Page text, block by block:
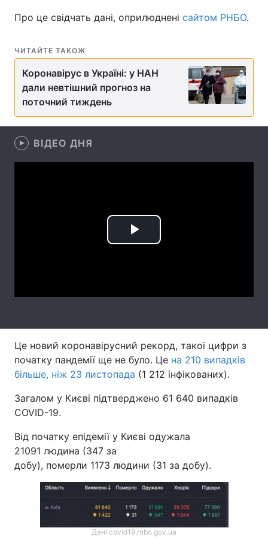
Техно і зв'язок Лайт
Зброя
Здоров'я
Цікавинки
Екологія Регіони
Послуги
Тема оформлення
Про це свідчать дані, оприлюднені сайтом РНБО.
ЧИТАЙТЕ ТАКОЖ
Коронавірус в Україні: у НАН
дали невтішний прогноз на
поточний тиждень
ВІДЕО ДНЯ
Play
Це новий коронавірусний рекорд, такої цифри з
початку пандемії ще не було. Це на 210 випадків
більше, ніж 23 листопада (1 212 інфікованих).
Загалом у Києві підтверджено 61 640 випадків
COVID-19.
Від початку епідемії у Києві одужала
21091 людина (347 за
добу), померли 1173 людини (31 за добу).
Дані covid19.rnbo.gov.ua